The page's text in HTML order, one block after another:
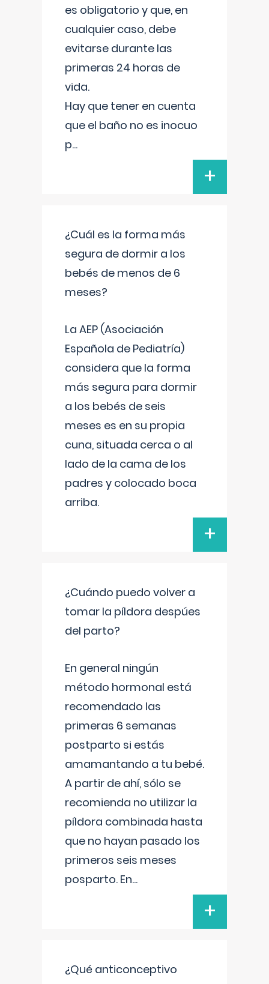
es obligatorio y que, en
cualquier caso, debe
evitarse durante las
primeras 24 horas de
vida.
Hay que tener en cuenta
que el baño no es inocuo
p...
+
¿Cuál es la forma más
segura de dormir a los
bebés de menos de 6
meses?
La AEP (Asociación
Española de Pediatría)
considera que la forma
más segura para dormir
a los bebés de seis
meses es en su propia
cuna, situada cerca o al
lado de la cama de los
padres y colocado boca
arriba.
+
¿Cuándo puedo volver a
tomar la píldora despúes
del parto?
En general ningún
método hormonal está
recomendado las
primeras 6 semanas
postparto si estás
amamantando a tu bebé.
A partir de ahí, sólo se
recomienda no utilizar la
píldora combinada hasta
que no hayan pasado los
primeros seis meses
posparto. En...
+
¿Qué anticonceptivo